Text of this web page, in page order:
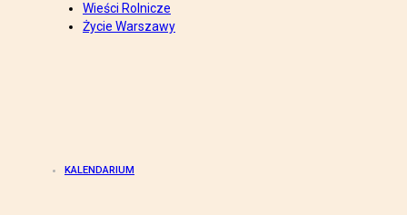
Wieści Rolnicze
Życie Warszawy
KALENDARIUM